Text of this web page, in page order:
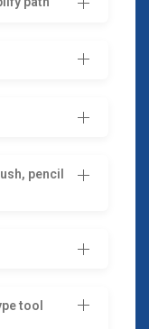
pencil
tool